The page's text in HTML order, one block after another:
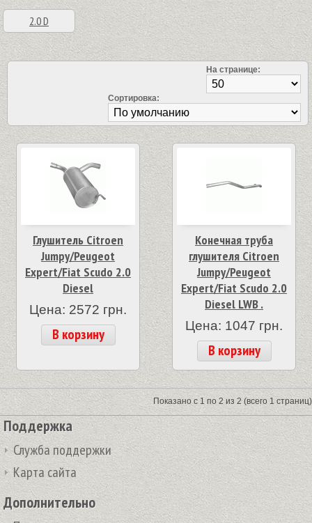
2.0 D
На странице:
Сортировка:
Глушитель Citroen
Jumpy/Peugeot
Expert/Fiat Scudo 2.0
Diesel
Цена: 2572 грн.
В корзину
Конечная труба
глушителя Citroen
Jumpy/Peugeot
Expert/Fiat Scudo 2.0
Diesel LWB .
Цена: 1047 грн.
В корзину
Показано с 1 по 2 из 2 (всего 1 страниц)
Поддержка
Служба поддержки
Карта сайта
Дополнительно